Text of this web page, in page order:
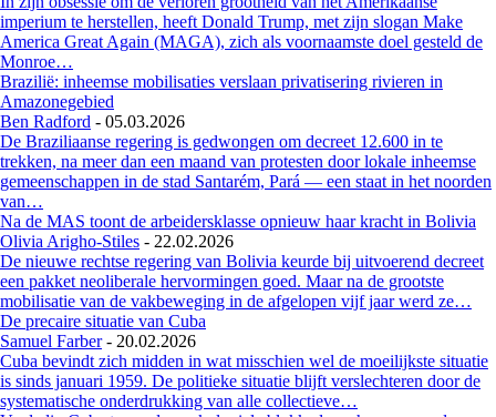
imperium te herstellen, heeft Donald Trump, met zijn slogan Make
America Great Again (MAGA), zich als voornaamste doel gesteld de
Monroe…
Brazilië: inheemse mobilisaties verslaan privatisering rivieren in
Amazonegebied
Ben Radford - 05.03.2026
De Braziliaanse regering is gedwongen om decreet 12.600 in te
trekken, na meer dan een maand van protesten door lokale inheemse
gemeenschappen in de stad Santarém, Pará — een staat in het noorden
van…
Na de MAS toont de arbeidersklasse opnieuw haar kracht in Bolivia
Olivia Arigho-Stiles - 22.02.2026
De nieuwe rechtse regering van Bolivia keurde bij uitvoerend decreet
een pakket neoliberale hervormingen goed. Maar na de grootste
mobilisatie van de vakbeweging in de afgelopen vijf jaar werd ze…
De precaire situatie van Cuba
Samuel Farber- 20.02.2026
Cuba bevindt zich midden in wat misschien wel de moeilijkste situatie
is sinds januari 1959. De politieke situatie blijft verslechteren door de
systematische onderdrukking van alle collectieve…